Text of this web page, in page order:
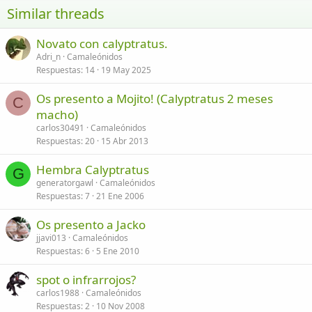
26
Trebuchet MS
Verdana
Similar threads
Novato con calyptratus.
Adri_n Camaleónidos
Respuestas 14 19 May 2025
C
Os presento a Mojito! (Calyptratus 2 meses
macho)
carlos30491
Camaleónidos
Respuestas 20 15 Abr 2013
G Hembra Calyptratus
generatorgawl Camaleónidos
Respuestas 7 21 Ene 2006
Os presento a Jacko
jjavi013 Camaleónidos
Respuestas 6 5 Ene 2010
spot o infrarrojos?
carlos1988 Camaleónidos
Respuestas 2 10 Nov 2008